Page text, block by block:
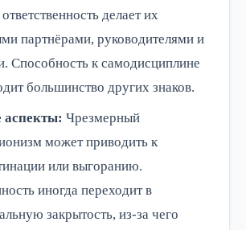
делает их
партнёрами, руководителями и
Способность к самодисциплине
большинство других знаков.
аспекты: Чрезмерный
может приводить к
или выгоранию.
иногда переходит в
закрытость, из-за чего